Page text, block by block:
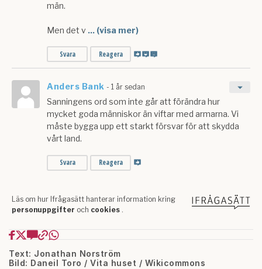
Text: Jonathan Norström
Bild: Daneil Toro / Vita huset / Wikicommons